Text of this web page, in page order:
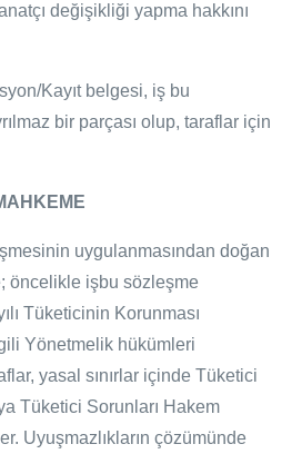
değişikliği yapma hakkını
Kayıt belgesi, iş bu
bir parçası olup, taraflar için
uygulanmasından doğan
öncelikle işbu sözleşme
Tüketicinin Korunması
Yönetmelik hükümleri
yasal sınırlar içinde Tüketici
Tüketici Sorunları Hakem
Uyuşmazlıkların çözümünde